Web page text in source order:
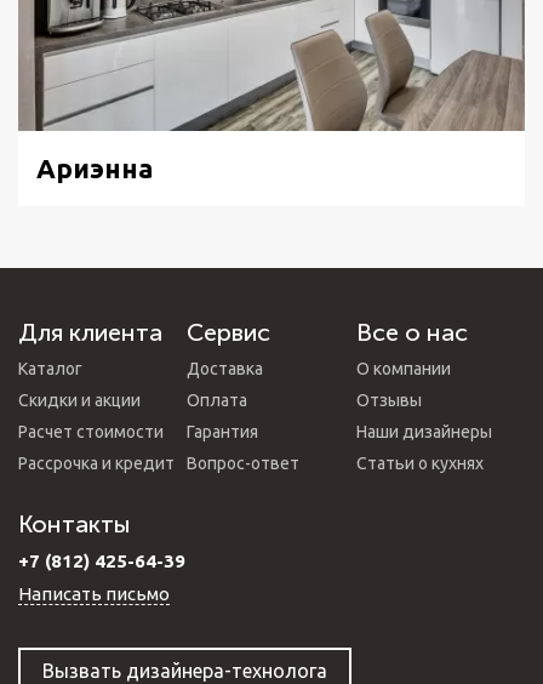
Ариэнна
Для клиента
Каталог
Скидки и акции
Расчет стоимости
Рассрочка и кредит
Сервис
Доставка
Оплата
Гарантия
Вопрос-ответ
Все о нас
О компании
Отзывы
Наши дизайнеры
Статьи о кухнях
Контакты
+7 (812) 425-64-39
Написать письмо
Вызвать дизайнера-технолога